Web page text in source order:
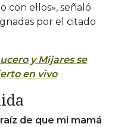
con ellos», señaló
por el citado
y Mijares se
en vivo
raíz de que mi mamá